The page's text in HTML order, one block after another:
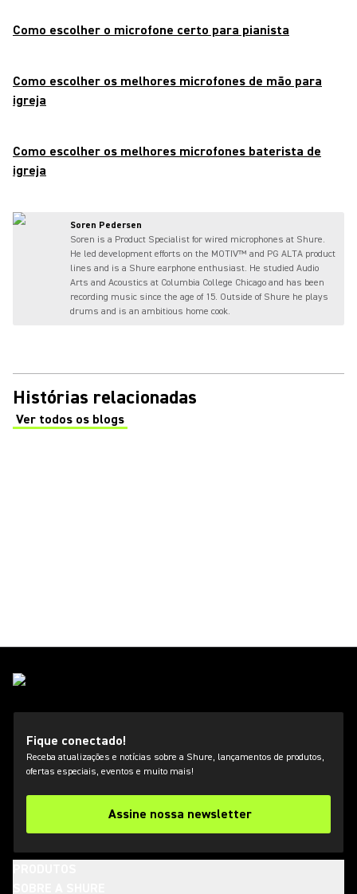
Como escolher o microfone certo para pianista
Como escolher os melhores microfones de mão para
igreja
Como escolher os melhores microfones baterista de
igreja
Soren Pedersen
Soren is a Product Specialist for wired microphones at Shure.
He led development efforts on the MOTIV™ and PG ALTA product
lines and is a Shure earphone enthusiast. He studied Audio
Arts and Acoustics at Columbia College Chicago and has been
recording music since the age of 15. Outside of Shure he plays
drums and is an ambitious home cook.
Histórias relacionadas
Ver todos os blogs
(Opens in a new tab)
Fique conectado!
Receba atualizações e notícias sobre a Shure, lançamentos de produtos,
ofertas especiais, eventos e muito mais!
Assine nossa newsletter